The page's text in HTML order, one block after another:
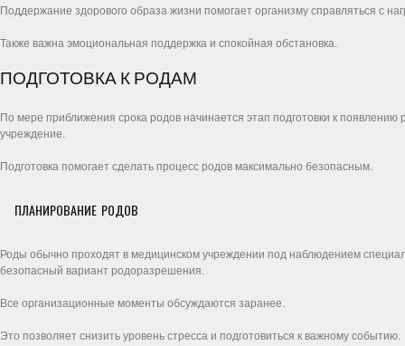
Поддержание здорового образа жизни помогает организму справляться с
Также важна эмоциональная поддержка и спокойная обстановка.
ПОДГОТОВКА К РОДАМ
По мере приближения срока родов начинается этап подготовки к
учреждение.
Подготовка помогает сделать процесс родов максимально безопасным.
ПЛАНИРОВАНИЕ РОДОВ
Роды обычно проходят в медицинском учреждении под наблюдением
безопасный вариант родоразрешения.
Все организационные моменты обсуждаются заранее.
Это позволяет снизить уровень стресса и подготовиться к важному событию.